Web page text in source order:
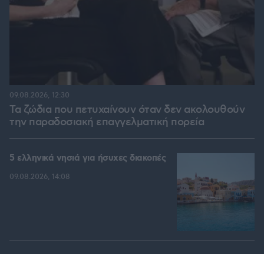
Τα ζώδια που πετυχαίνουν όταν δεν ακολουθούν
την παραδοσιακή επαγγελματική πορεία
09.08.2026, 12:30
5 ελληνικά νησιά για ήσυχες διακοπές
09.08.2026, 14:08